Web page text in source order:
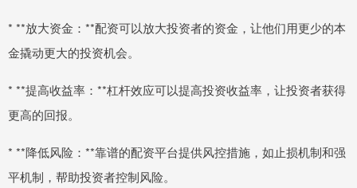
* **放大资金：**配资可以放大投资者的资金，让他们用更少的本
金撬动更大的投资机会。
* **提高收益率：**杠杆效应可以提高投资收益率，让投资者获得
更高的回报。
* **降低风险：**靠谱的配资平台提供风控措施，如止损机制和强
平机制，帮助投资者控制风险。